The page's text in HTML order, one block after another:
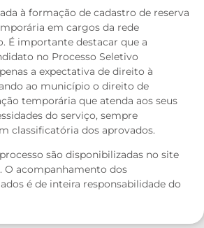
à formação de cadastro de reserva
em cargos da rede
É importante destacar que a
no Processo Seletivo
a expectativa de direito à
ao município o direito de
temporária que atenda aos seus
do serviço, sempre
classificatória dos aprovados.
são disponibilizadas no site
O acompanhamento dos
é de inteira responsabilidade do